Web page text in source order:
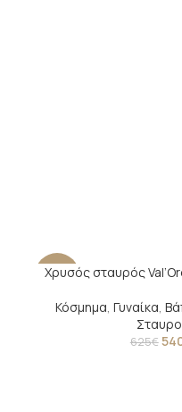
-14%
Χρυσός σταυρός
Κόσμημα, Γυναίκα,
625€